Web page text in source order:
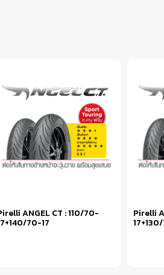
ANGEL CT : 110/70-
70-17
Pirelli